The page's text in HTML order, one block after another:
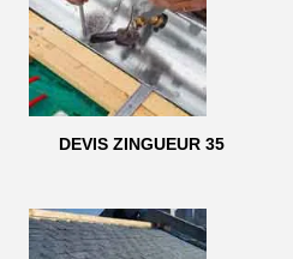
DEVIS ZINGUEUR 35